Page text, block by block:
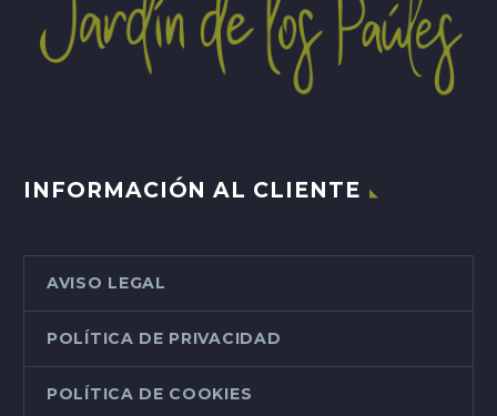
INFORMACIÓN AL CLIENTE
AVISO LEGAL
POLÍTICA DE PRIVACIDAD
POLÍTICA DE COOKIES